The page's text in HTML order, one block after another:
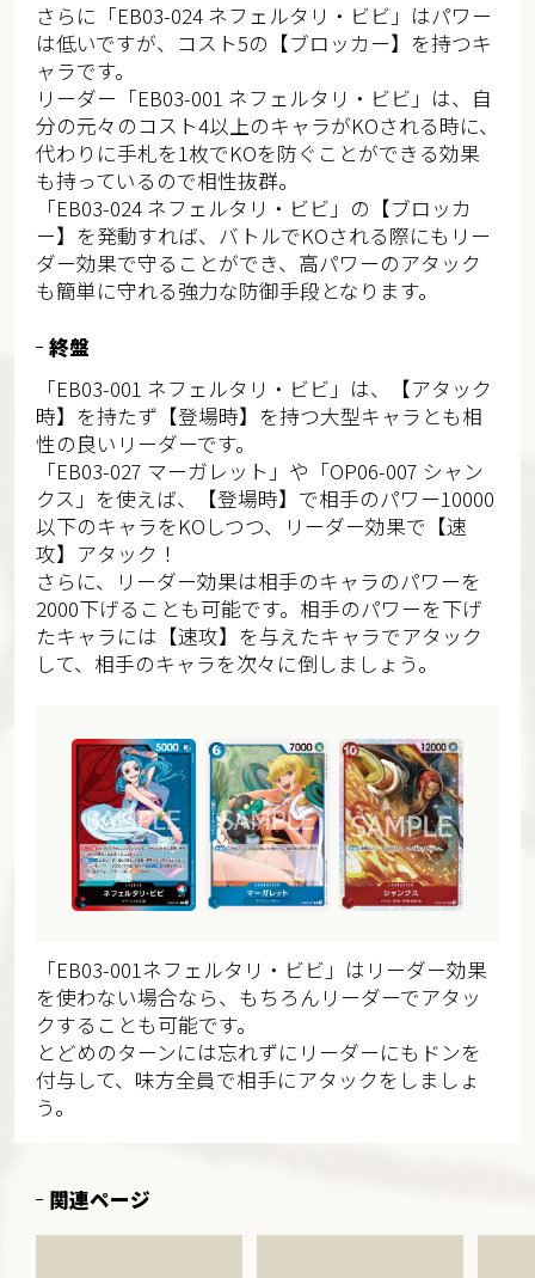
さらに「EB03-024 ネフェルタリ・ビビ」はパワー
は低いですが、コスト5の【ブロッカー】を持つキ
ャラです。
リーダー「EB03-001 ネフェルタリ・ビビ」は、自
分の元々のコスト4以上のキャラがKOされる時に、
代わりに手札を1枚でKOを防ぐことができる効果
も持っているので相性抜群。
「EB03-024 ネフェルタリ・ビビ」の【ブロッカ
ー】を発動すれば、バトルでKOされる際にもリー
ダー効果で守ることができ、高パワーのアタック
も簡単に守れる強力な防御手段となります。
終盤
「EB03-001 ネフェルタリ・ビビ」は、【アタック
時】を持たず【登場時】を持つ大型キャラとも相
性の良いリーダーです。
「EB03-027 マーガレット」や「OP06-007 シャン
クス」を使えば、【登場時】で相手のパワー10000
以下のキャラをKOしつつ、リーダー効果で【速
攻】アタック！
さらに、リーダー効果は相手のキャラのパワーを
2000下げることも可能です。相手のパワーを下げ
たキャラには【速攻】を与えたキャラでアタック
して、相手のキャラを次々に倒しましょう。
「EB03-001ネフェルタリ・ビビ」はリーダー効果
を使わない場合なら、もちろんリーダーでアタッ
クすることも可能です。
とどめのターンには忘れずにリーダーにもドンを
付与して、味方全員で相手にアタックをしましょ
う。
関連ページ